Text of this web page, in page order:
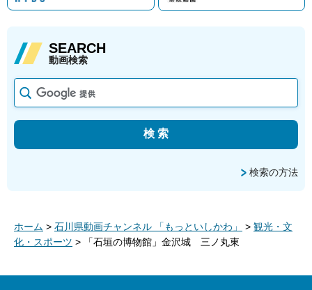
SEARCH
動画検索
検索の方法
ホーム > 石川県動画チャンネル 「もっといしかわ」 > 観光・文
化・スポーツ > 「石垣の博物館」金沢城 三ノ丸東